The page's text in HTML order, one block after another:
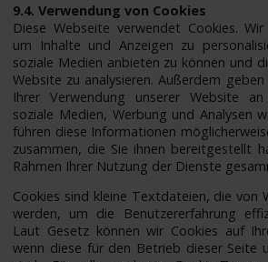
9.4. Verwendung von Cookies
Diese Webseite verwendet Cookies.
um Inhalte und Anzeigen zu
soziale Medien anbieten zu können und
Website zu analysieren. Außerdem
Ihrer Verwendung unserer Website
soziale Medien, Werbung und Analysen
führen diese Informationen
zusammen, die Sie ihnen bereitgestellt
Rahmen Ihrer Nutzung der Dienste
Cookies sind kleine Textdateien, die von
werden, um die Benutzererfahrung
Laut Gesetz können wir Cookies auf
wenn diese für den Betrieb dieser Seite